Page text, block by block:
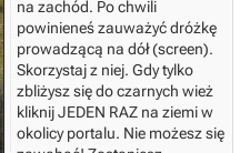
na zachód. Po chwili
powinieneś zauważyć dróżkę
prowadzącą na dół (screen).
Skorzystaj z niej. Gdy tylko
zbliżysz się do czarnych wież
kliknij JEDEN RAZ na ziemi w
okolicy portalu. Nie możesz się